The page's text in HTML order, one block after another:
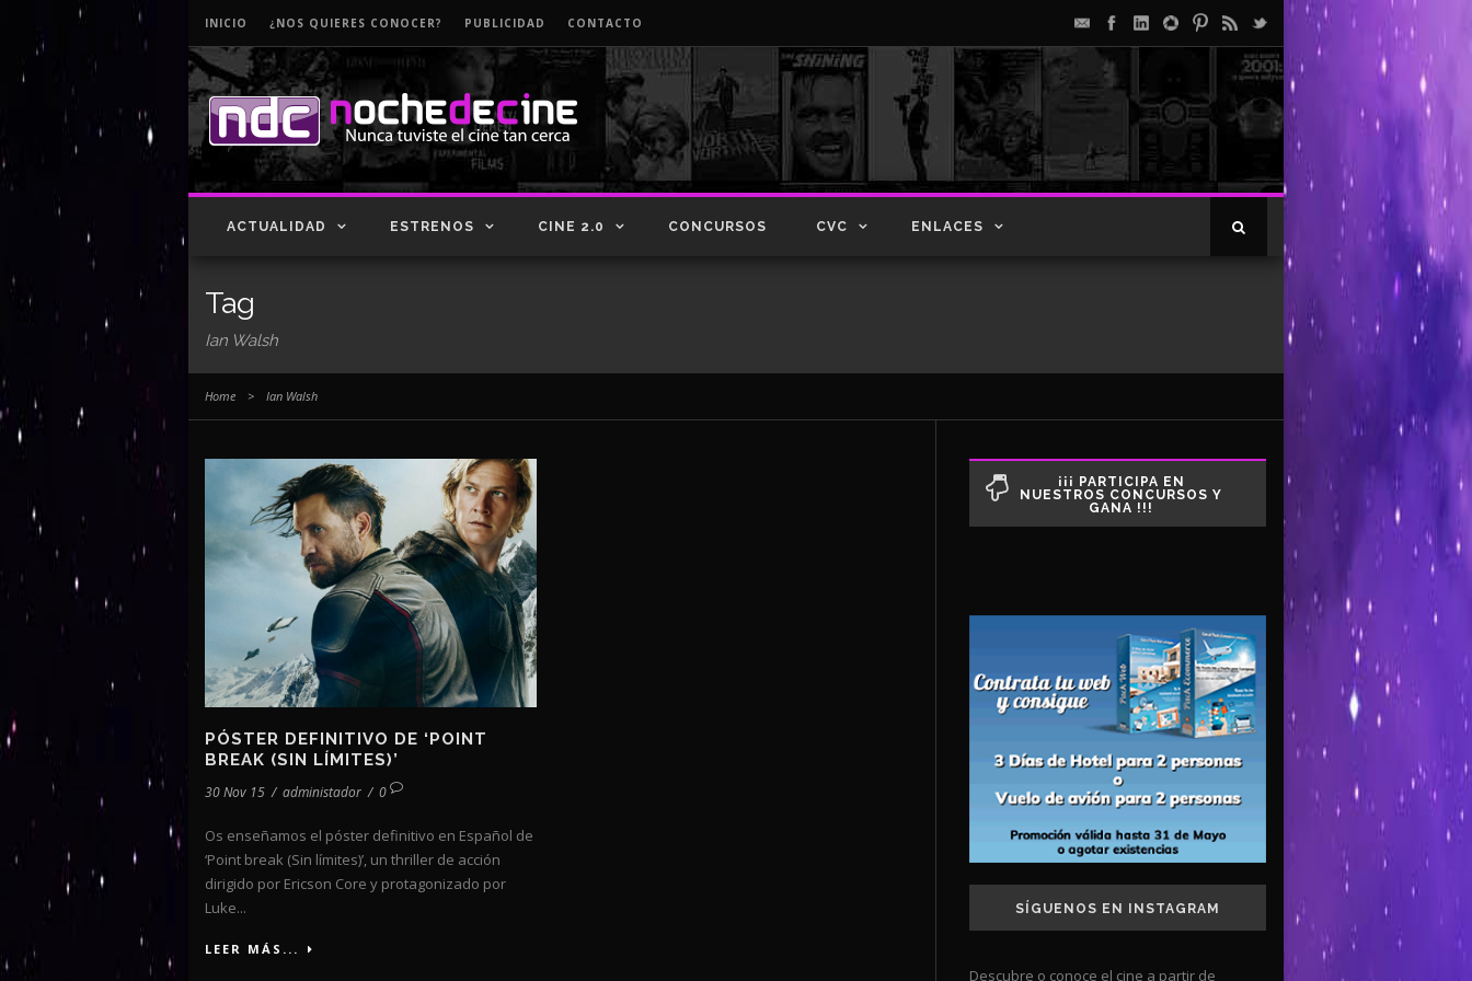
INICIO ¿NOS QUIERES CONOCER? PUBLICIDAD CONTACTO
ACTUALIDAD ESTRENOS CINE 2.0 CONCURSOS CVC ENLACES
Tag
Ian Walsh
Home > Ian Walsh
PÓSTER DEFINITIVO DE ‘POINT
BREAK (SIN LÍMITES)’
30 Nov 15 / administador / 0
Os enseñamos el póster definitivo en Español de
‘Point break (Sin límites)’, un thriller de acción
dirigido por Ericson Core y protagonizado por
Luke...
LEER MÁS...
¡¡¡ PARTICIPA EN
NUESTROS CONCURSOS Y
GANA !!!
SÍGUENOS EN INSTAGRAM
Descubre o conoce el cine a partir de